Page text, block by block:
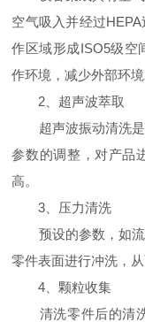
空气吸入并经过
作区域形成ISO5级空
作环境，减少外部环
2、超声波萃取
超声波振动清洗是
参数的调整，对产品
高。
3、压力清洗
预设的参数，如流
零件表面进行冲洗，从
4、颗粒收集
清洗零件后的清洗